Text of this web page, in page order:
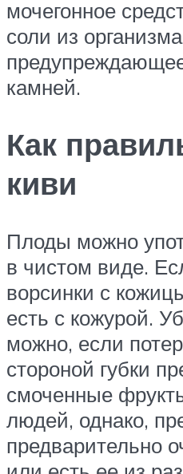
мочегонное
соли из
камней.
Как
киви
Плоды можно
в чистом виде.
ворсинки с
есть с кожурой.
можно, если
стороной губки
смоченные
людей, однако,
предварительно